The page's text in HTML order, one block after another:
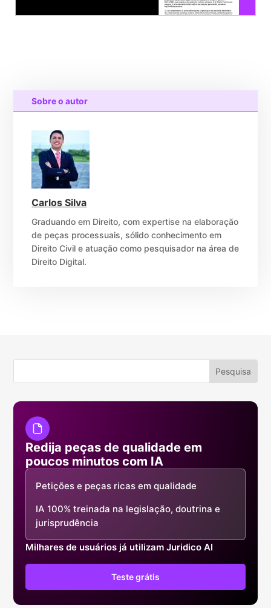
Sobre o autor
Carlos Silva
Graduando em Direito, com expertise na elaboração
de peças processuais, sólido conhecimento em
Direito Civil e atuação como pesquisador na área de
Direito Digital.
Redija peças de qualidade em
poucos minutos com IA
Petições e peças ricas em qualidade
IA 100% treinada na legislação, doutrina e
jurisprudência
Milhares de usuários já utilizam Juridico AI
Teste grátis